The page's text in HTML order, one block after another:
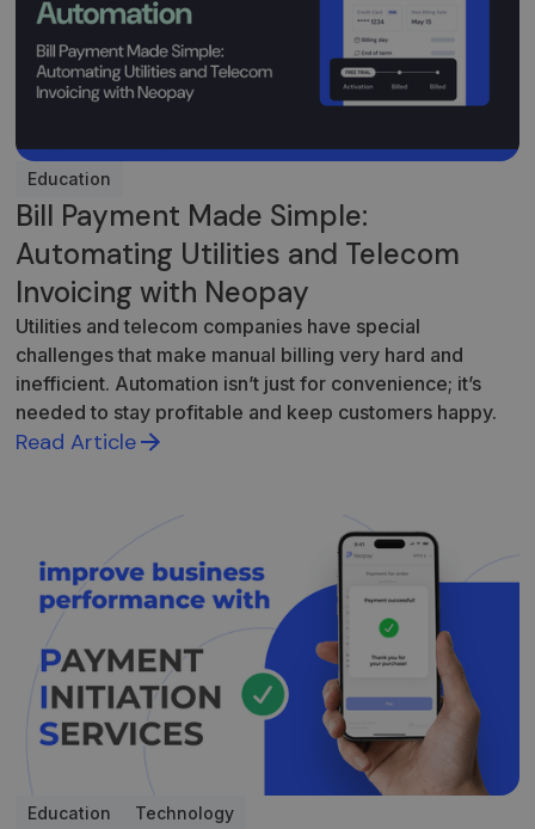
Education
Bill Payment Made Simple:
Automating Utilities and Telecom
Invoicing with Neopay
Utilities and telecom companies have special
challenges that make manual billing very hard and
inefficient. Automation isn’t just for convenience; it’s
needed to stay profitable and keep customers happy.
Read Article
Education Technology